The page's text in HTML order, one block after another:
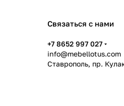
Связаться с нами
+7 8652 997 027
info@mebellotus.com
Ставрополь, пр.